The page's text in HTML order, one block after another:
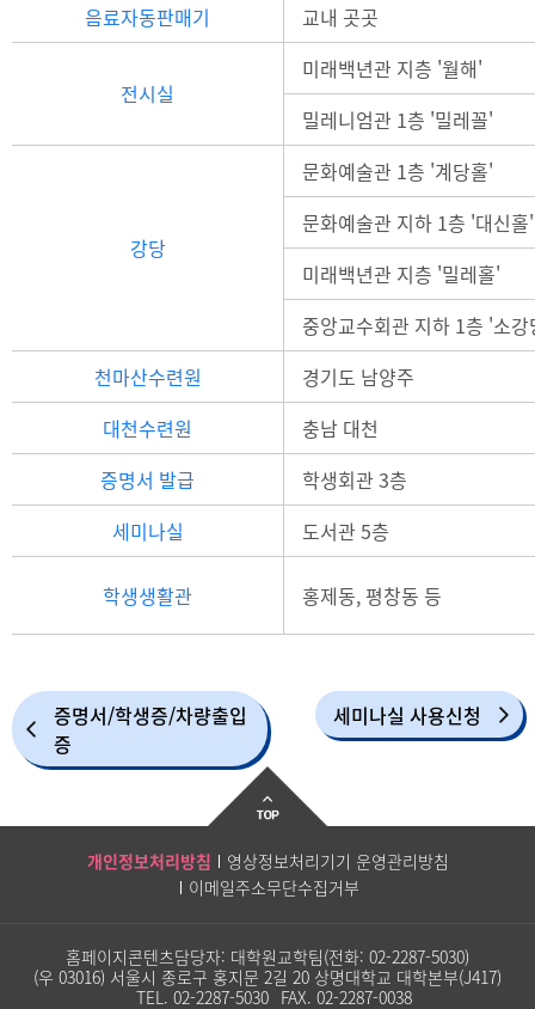
음료자동판매기
교내 곳곳
전시실
미래백년관 지층 '월해'
밀레니엄관 1층 '밀레꼴'
강당
문화예술관 1층 '계당홀'
문화예술관 지하 1층 '대신홀'
미래백년관 지층 '밀레홀'
중앙교수회관 지하 1층 '소
천마산수련원
경기도 남양주
대천수련원
충남 대천
증명서 발급
학생회관 3층
세미나실
도서관 5층
학생생활관 홍제동, 평창동 등
증명서/학생증/차량출입
증
세미나실 사용신청
개인정보처리방침
영상정보처리기기 운영관리방침
이메일주소무단수집거부
홈페이지콘텐츠담당자: 대학원교학팀(전화: 02-2287-5030)
(우 03016) 서울시 종로구 홍지문 2길 20 상명대학교 대학본부(J417)
TEL. 02-2287-5030 FAX. 02-2287-0038